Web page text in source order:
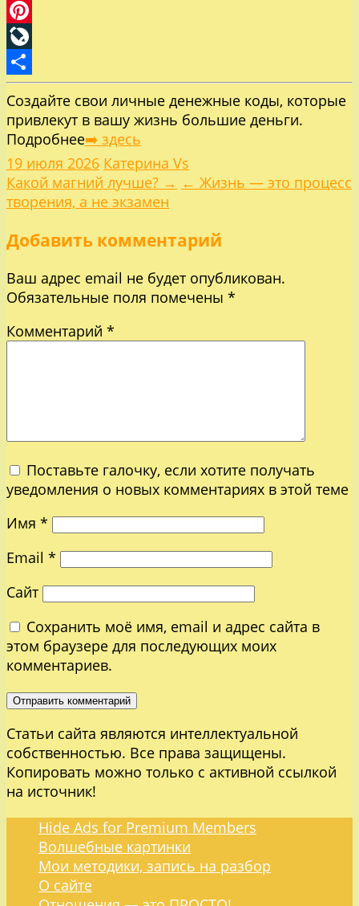
Email
Pinterest
LiveJournal
Отправить
Создайте свои личные денежные коды, которые
привлекут в вашу жизнь большие деньги.
Подробнее➡️ здесь
19 июля 2026 Катерина Vs
Навигация
по
записям
Какой магний лучше? → ← Жизнь — это процесс
творения, а не экзамен
Добавить комментарий
Ваш адрес email не будет опубликован.
Обязательные поля помечены *
Комментарий *
Поставьте галочку, если хотите получать
уведомления о новых комментариях в этой теме
Имя *
Email *
Сайт
Сохранить моё имя, email и адрес сайта в
этом браузере для последующих моих
комментариев.
Статьи сайта являются интеллектуальной
собственностью. Все права защищены.
Копировать можно только с активной ссылкой
на источник!
Hide Ads for Premium Members
Волшебные картинки
Мои методики, запись на разбор
О сайте